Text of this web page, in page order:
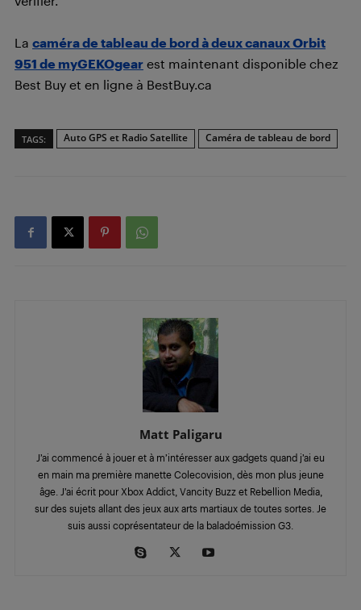
La caméra de tableau de bord à deux canaux Orbit
951 de myGEKOgear est maintenant disponible chez
Best Buy et en ligne à BestBuy.ca
TAGS: Auto GPS et Radio Satellite Caméra de tableau de bord
Matt Paligaru
J’ai commencé à jouer et à m’intéresser aux gadgets quand j’ai eu
en main ma première manette Colecovision, dès mon plus jeune
âge. J’ai écrit pour Xbox Addict, Vancity Buzz et Rebellion Media,
sur des sujets allant des jeux aux arts martiaux de toutes sortes. Je
suis aussi coprésentateur de la baladoémission G3.